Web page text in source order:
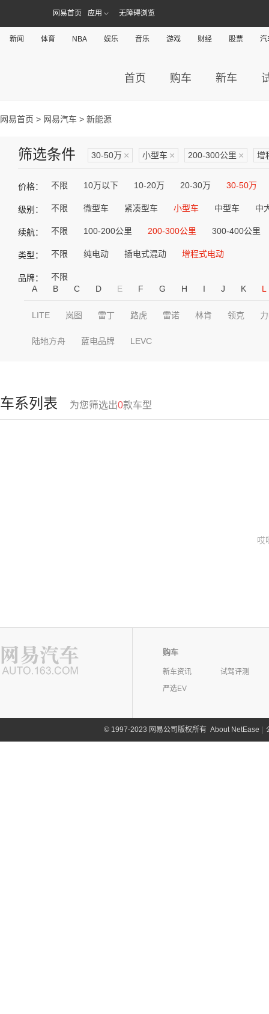
网易首页 应用 无障碍浏览
新闻 体育 NBA 娱乐 音乐 游戏 财经 股票 汽
首页 购车 新车
网易首页 > 网易汽车 > 新能源
筛选条件 30-50万 × 小型车 × 200-300公里 × 增
价格： 不限 10万以下 10-20万 20-30万 30-50万
级别： 不限 微型车 紧凑型车 小型车 中型车 中
续航： 不限 100-200公里 200-300公里 300-400公里
类型： 不限 纯电动 插电式混动 增程式电动
品牌：
不限
A
B C D E F G H I J K L
LITE 岚图 雷丁 路虎 雷诺 林肯 领克
陆地方舟 蓝电品牌 LEVC
车系列表 为您筛选出0款车型
哎
购车
新车资讯
试驾评测
严选EV
©1997-2023 网易公司版权所有 About NetEase